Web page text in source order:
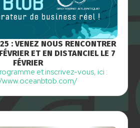
: VENEZ NOUS RENCONTRER
ET EN DISTANCIEL LE 7
FÉVRIER
et inscrivez-vous, ici :
www.oceanbtob.com/